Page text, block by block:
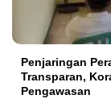
Penjaringan
Transparan,
Pengawasan